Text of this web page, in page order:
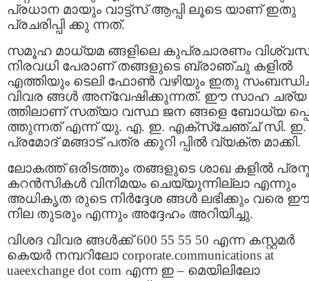
പ്രധാന മായും വാട്ട്സ് ആപ്പി ലൂടെ യാണ് ഇതു
പ്രചരിപ്പി ക്കു ന്നത്.
സമൂഹ മാധ്യമ ങ്ങളിലെ കുപ്രചാരണം
നിരവധി പേരാണ് തങ്ങളുടെ ബ്രാഞ്ചു കളിൽ
എത്തിയും ടെലി ഫോണ്‍ വഴിയും ഇതു
വിവര ങ്ങൾ അന്വേഷിക്കുന്നത്. ഈ സാഹ ചര്യ
ത്തിലാണ് സത്യാ വസ്ഥ ജന ങ്ങളെ ബോധ്യ
ത്തുന്നത് എന്ന് യു. എ. ഇ. എക്സ്ചേഞ്ച് സി. ഇ.
പ്രമോദ് മങ്ങാട് പത്ര ക്കുറി പ്പില്‍ വ്യക്ത മാക്കി.
ലോകത്ത് ഒരിടത്തും തങ്ങളുടെ ശാഖ കളില്‍
കറന്‍സികള്‍ വിനിമയം ചെയ്യുന്നില്ലാ എന്നും
അധികൃത രുടെ നിര്‍ദ്ദേശ ങ്ങള്‍ ലഭിക്കും വരെ ഈ
നില തുടരും എന്നും അദ്ദേഹം അറിയിച്ചു.
വിശദ വിവര ങ്ങൾക്ക് 600 55 55 50 എന്ന കസ്റ്റമര്‍
കെയര്‍ നമ്പറിലോ corporate.communications at
uaeexchange dot com എന്ന ഇ – മെയിലിലോ